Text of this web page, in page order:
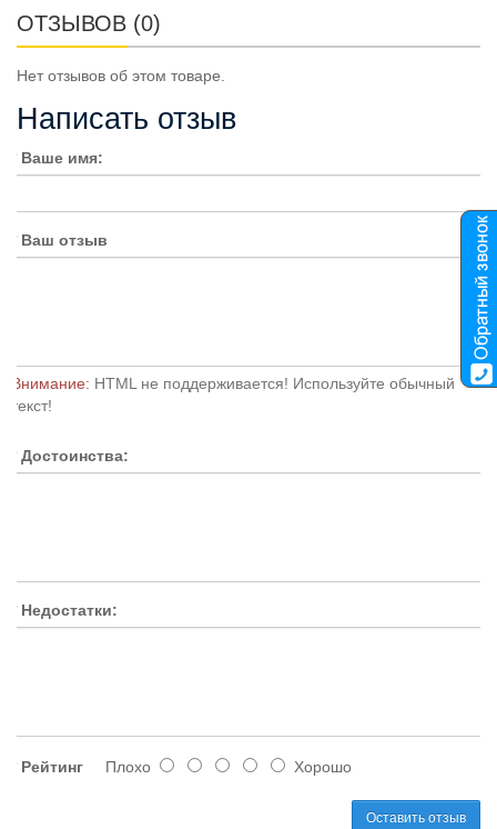
ОТЗЫВОВ (0)
Нет отзывов об этом товаре.
Написать отзыв
Ваше имя:
Ваш отзыв
Внимание: HTML не поддерживается! Используйте обычный
текст!
Достоинства:
Недостатки:
Рейтинг Плохо Хорошо
Оставить отзыв